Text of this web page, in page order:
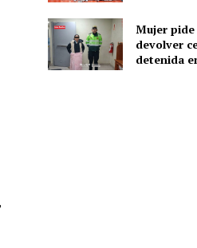
Mujer
devolver
detenida